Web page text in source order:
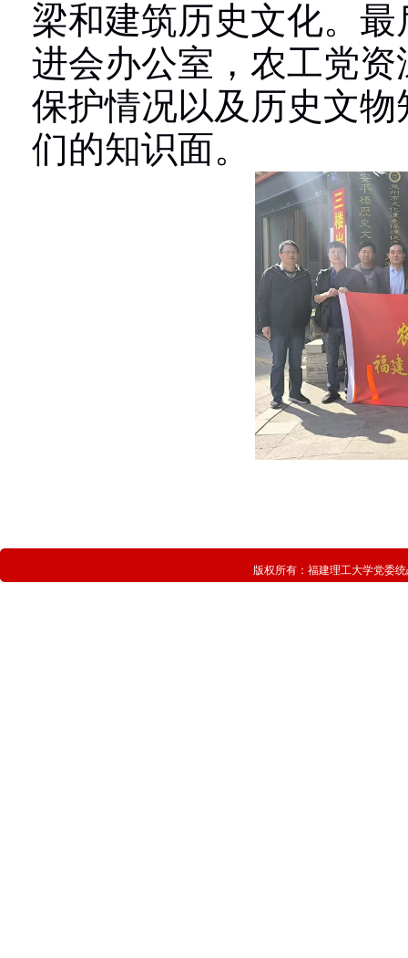
梁和建筑历史文化。
进会办公室，农工党
保护情况以及历史文
们的知识面。
版权所有： 福建理工大学党委